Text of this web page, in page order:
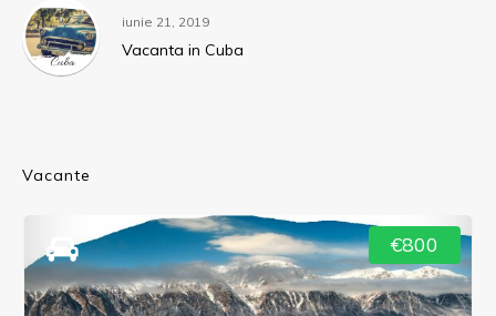
iunie 21, 2019
Vacanta in Cuba
Vacante
€800